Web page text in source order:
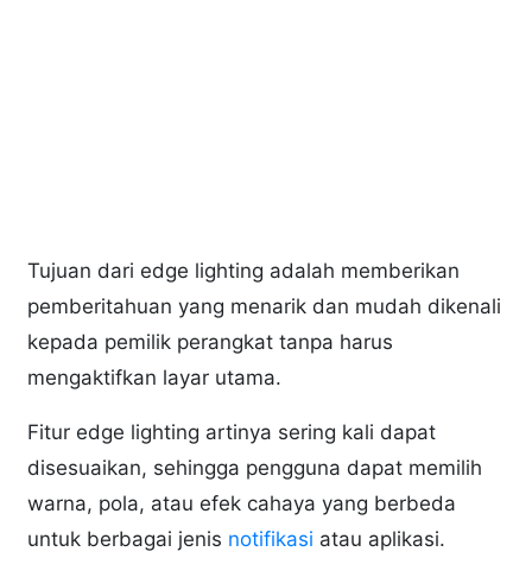
Tujuan dari edge lighting adalah memberikan
pemberitahuan yang menarik dan mudah dikenali
kepada pemilik perangkat tanpa harus
mengaktifkan layar utama.
Fitur edge lighting artinya sering kali dapat
disesuaikan, sehingga pengguna dapat memilih
warna, pola, atau efek cahaya yang berbeda
untuk berbagai jenis notifikasi atau aplikasi.